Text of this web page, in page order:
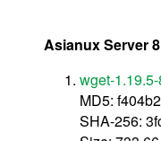
Asianux Server
wget-
MD5:
SHA-256: